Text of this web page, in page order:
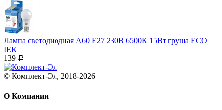
Лампа светодиодная A60 Е27 230В 6500К 15Вт груша ECO
IEK
139 Р
© Комплект-Эл, 2018-2026
О Компании